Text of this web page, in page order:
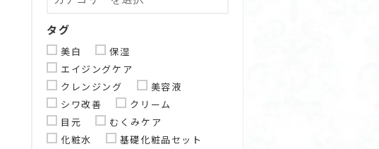
タグ
美白
保湿
エイジングケア
クレンジング
美容液
シワ改善
クリーム
目元
むくみケア
化粧水
基礎化粧品セット